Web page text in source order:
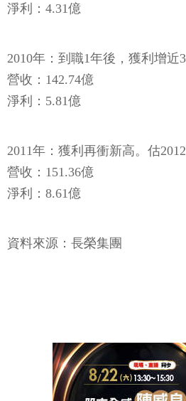
淨利：4.31億
2010年：到職1年後，獲利增近
營收：142.74億
淨利：5.81億
2011年：獲利再衝新高。估
營收：151.36億
淨利：8.61億
資料來源：長榮集團